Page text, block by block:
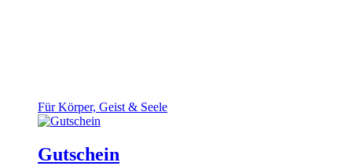
Für Körper, Geist & Seele
Gutschein